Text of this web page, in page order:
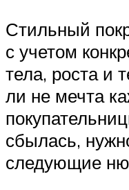
Стильный
с учетом
тела, роста и
ли не мечта
сбылась,
следующие